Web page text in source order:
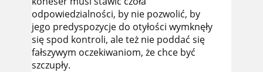
odpowiedzialności, by nie pozwolić, by
jego predyspozycje do otyłości wymknęły
się spod kontroli, ale też nie poddać się
fałszywym oczekiwaniom, że chce być
szczupły.